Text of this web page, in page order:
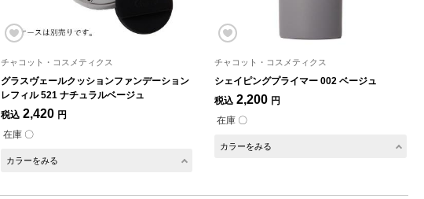
チャコット・コスメティクス
グラスヴェールクッションファンデーション
レフィル 521 ナチュラルベージュ
税込 2,420 円
在庫 〇
カラーをみる
チャコット・コスメティクス
シェイピングプライマー 002 ベージュ
税込 2,200 円
在庫 〇
カラーをみる